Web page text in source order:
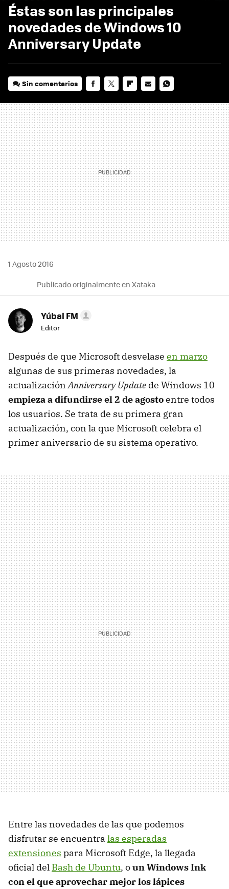
Éstas son las principales
novedades de Windows 10
Anniversary Update
Sin comentarios
MAIL
1 Agosto 2016
Publicado originalmente en Xataka
Yúbal FM
Editor
Después de que Microsoft desvelase en marzo
algunas de sus primeras novedades, la
actualizaciónAnniversary Update de Windows 10
empieza a difundirse el 2 de agostoentre todos
los usuarios. Se trata de su primera gran
actualización, con la que Microsoft celebra el
primer aniversario de su sistema operativo.
Entre las novedades de las que podemos
disfrutar se encuentra las esperadas
extensiones para Microsoft Edge, la llegada
oficial del Bash de Ubuntu, oun Windows Ink
con el que aprovechar mejor los lápices